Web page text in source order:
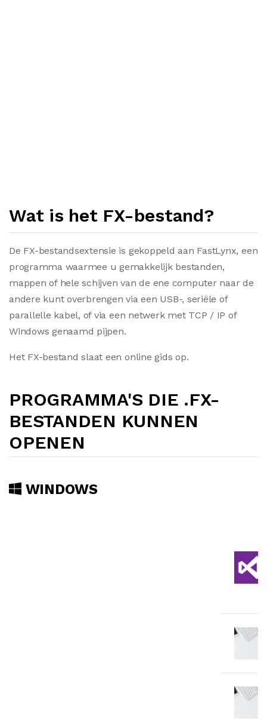
Wat is het FX-bestand?
De FX-bestandsextensie is gekoppeld aan FastLynx, een
programma waarmee u gemakkelijk bestanden,
mappen of hele schijven van de ene computer naar de
andere kunt overbrengen via een USB-, seriële of
parallelle kabel, of via een netwerk met TCP / IP of
Windows genaamd pijpen.
Het FX-bestand slaat een online gids op.
PROGRAMMA'S DIE .FX-
BESTANDEN KUNNEN
OPENEN
WINDOWS